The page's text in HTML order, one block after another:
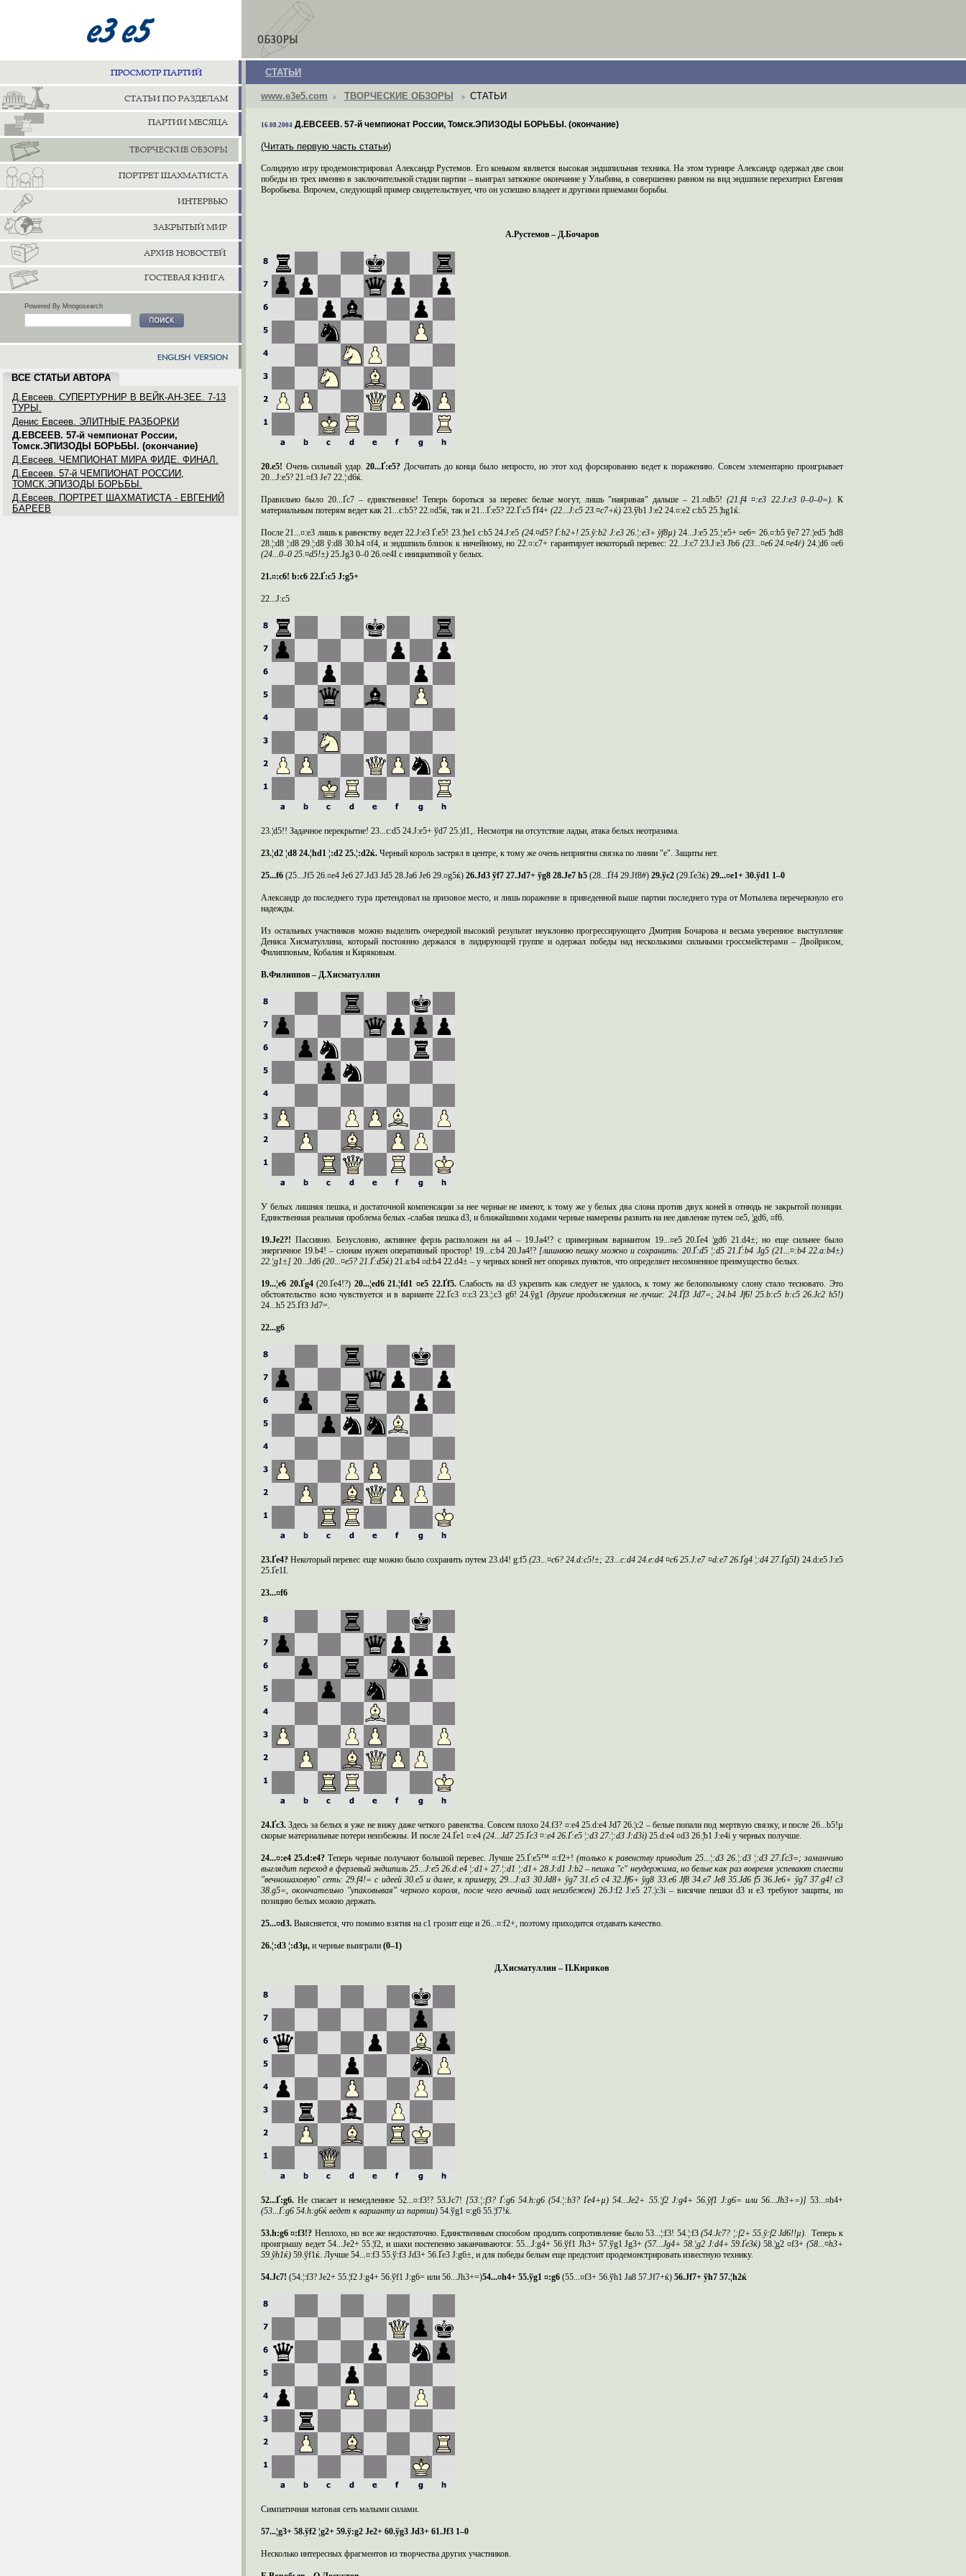
Powered By Mnogosearch
ВСЕ СТАТЬИ АВТОРА
Д.Евсеев. СУПЕРТУРНИР В ВЕЙК-АН-ЗЕЕ. 7-13
ТУРЫ.
Денис Евсеев. ЭЛИТНЫЕ РАЗБОРКИ
Д.ЕВСЕЕВ. 57-й чемпионат России,
Томск.ЭПИЗОДЫ БОРЬБЫ. (окончание)
Д.Евсеев. ЧЕМПИОНАТ МИРА ФИДЕ. ФИНАЛ.
Д.Евсеев. 57-й ЧЕМПИОНАТ РОССИИ,
ТОМСК.ЭПИЗОДЫ БОРЬБЫ.
Д.Евсеев. ПОРТРЕТ ШАХМАТИСТА - ЕВГЕНИЙ
БАРЕЕВ
СТАТЬИ
www.e3e5.com ТВОРЧЕСКИЕ ОБЗОРЫ СТАТЬИ
16.08.2004 Д.ЕВСЕЕВ. 57-й чемпионат России, Томск.ЭПИЗОДЫ БОРЬБЫ. (окончание)
(Читать первую часть статьи)
Солидную игру продемонстрировал Александр Рустемов. Его коньком является высокая эндшпильная техника. На этом турнире Александр одержал две свои
победы из трех именно в заключительной стадии партии – выиграл затяжное окончание у Улыбина, в совершенно равном на вид эндшпиле перехитрил Евгения
Воробьева. Впрочем, следующий пример свидетельствует, что он успешно владеет и другими приемами борьбы.
А.Рустемов – Д.Бочаров
20.e5! Очень сильный удар.20...Ґ:e5?Досчитать до конца было непросто, но этот ход форсированно ведет к поражению. Совсем элементарно проигрывает
20...Ј:e5? 21.¤f3 Јe7 22.¦:d6ќ.
Правильно было 20...Ґc7 – единственное! Теперь бороться за перевес белые могут, лишь "наяривая" дальше – 21.¤db5!(21.f4 ¤:e3 22.Ј:e3 0–0–0=). К
материальным потерям ведет как 21...c:b5? 22.¤d5ќ, так и 21...Ґ:e5? 22.Ґ:c5 Ґf4+ (22...Ј:c5 23.¤c7+ќ) 23.ўb1 Ј:e2 24.¤:e2 c:b5 25.¦hg1ќ.
После 21...¤:e3 лишь к равенству ведет 22.Ј:e3 Ґ:e5! 23.¦he1 c:b5 24.Ј:e5 (24.¤d5? Ґ:b2+! 25.ў:b2 Ј:e3 26.¦:e3+ ўf8µ) 24...Ј:e5 25.¦:e5+ ¤e6= 26.¤:b5 ўe7 27.¦ed5 ¦hd8
28.¦:d8 ¦:d8 29.¦:d8 ў:d8 30.h4 ¤f4, и эндшпиль близок к ничейному, но 22.¤:c7+ гарантирует некоторый перевес: 22...Ј:c7 23.Ј:e3 Јb6 (23...¤e6 24.¤e4ѓ)24.¦d6 ¤e6
(24...0–0 25.¤d5!±) 25.Јg3 0–0 26.¤e4І с инициативой у белых.
21.¤:c6! b:c6 22.Ґ:c5 Ј:g5+
22...Ј:c5
23.¦d5!! Задачное перекрытие! 23...c:d5 24.Ј:e5+ ўd7 25.¦d1‚. Несмотря на отсутствие ладьи, атака белых неотразима.
23.¦d2 ¦d8 24.¦hd1 ¦:d2 25.¦:d2ќ. Черный король застрял в центре, к тому же очень неприятна связка по линии "e". Защиты нет.
25...f6 (25...Јf5 26.¤e4 Јe6 27.Јd3 Јd5 28.Јa6 Јe6 29.¤g5ќ) 26.Јd3 ўf7 27.Јd7+ ўg8 28.Јe7 h5 (28...Ґf4 29.Јf8#) 29.ўc2 (29.Ґe3ќ) 29...¤e1+ 30.ўd1 1–0
Александр до последнего тура претендовал на призовое место, и лишь поражение в приведенной выше партии последнего тура от Мотылева перечеркнуло его
надежды.
Из остальных участников можно выделить очередной высокий результат неуклонно прогрессирующего Дмитрия Бочарова и весьма уверенное выступление
Дениса Хисматуллина, который постоянно держался в лидирующей группе и одержал победы над несколькими сильными гроссмейстерами – Двойрисом,
Филипповым, Кобалия и Киряковым.
В.Филиппов – Д.Хисматуллин
У белых лишняя пешка, и достаточной компенсации за нее черные не имеют, к тому же у белых два слона против двух коней в отнюдь не закрытой позиции.
Единственная реальная проблема белых -слабая пешка d3, и ближайшими ходами черные намерены развить на нее давление путем ¤e5, ¦gd6, ¤f6.
19.Јe2?! Пассивно. Безусловно, активнее ферзь расположен на a4 – 19.Јa4!? с примерным вариантом 19...¤e5 20.Ґe4 ¦gd6 21.d4±; но еще сильнее было
энергичное 19.b4! – слонам нужен оперативный простор! 19...c:b4 20.Јa4!? [лишнюю пешку можно и сохранить: 20.Ґ:d5 ¦:d5 21.Ґ:b4 Јg5 (21...¤:b4 22.a:b4±)
22.¦g1±] 20...Јd6 (20...¤e5? 21.Ґ:d5ќ) 21.a:b4 ¤d:b4 22.d4± – у черных коней нет опорных пунктов, что определяет несомненное преимущество белых.
19...¦e6 20.Ґg4(20.Ґe4!?) 20...¦ed6 21.¦fd1 ¤e5 22.Ґf5.Слабость на d3 укрепить как следует не удалось, к тому же белопольному слону стало тесновато. Это
обстоятельство ясно чувствуется и в варианте 22.Ґc3 ¤:c3 23.¦:c3 g6! 24.ўg1 (другие продолжения не лучше: 24.Ґf3 Јd7=; 24.b4 Јf6! 25.b:c5 b:c5 26.Јc2 h5!)
24...h5 25.Ґf3 Јd7=.
22...g6
23.Ґe4?Некоторый перевес еще можно было сохранить путем 23.d4! g:f5(23...¤c6? 24.d:c5!±; 23...c:d4 24.e:d4 ¤c6 25.Ј:e7 ¤d:e7 26.Ґg4 ¦:d4 27.Ґg5І) 24.d:e5 Ј:e5
25.Ґe1І.
23...¤f6
24.Ґc3.Здесь за белых я уже не вижу даже четкого равенства. Совсем плохо 24.f3? ¤:e4 25.d:e4 Јd7 26.¦c2 – белые попали под мертвую связку, и после 26...b5!µ
скорые материальные потери неизбежны. И после 24.Ґe1 ¤:e4 (24...Јd7 25.Ґc3 ¤:e4 26.Ґ:e5 ¦:d3 27.¦:d3 Ј:d3і) 25.d:e4 ¤d3 26.¦b1 Ј:e4і у черных получше.
24...¤:e4 25.d:e4? Теперь черные получают большой перевес. Лучше 25.Ґ:e5™ ¤:f2+! (только к равенству приводит 25...¦:d3 26.¦:d3 ¦:d3 27.Ґc3=; заманчиво
выглядит переход в ферзевый эндшпиль 25...Ј:e5 26.d:e4 ¦:d1+ 27.¦:d1 ¦:d1+ 28.Ј:d1 Ј:b2 – пешка "c" неудержима, но белые как раз вовремя успевают сплести
"вечношаховую" сеть: 29.f4!= с идеей 30.e5 и далее, к примеру, 29...Ј:a3 30.Јd8+ ўg7 31.e5c4 32.Јf6+ ўg8 33.e6 Јf8 34.e7 Јe8 35.Јd6f5 36.Јe6+ ўg7 37.g4! c3
38.g5=, окончательно "упаковывая" черного короля, после чего вечный шах неизбежен)26.Ј:f2 Ј:e5 27.¦c3і – висячие пешки d3 и e3 требуют защиты, но
позицию белых можно держать.
25...¤d3. Выясняется, что помимо взятия на c1 грозит еще и 26...¤:f2+, поэтому приходится отдавать качество.
26.¦:d3 ¦:d3µ, и черные выиграли (0–1)
Д.Хисматуллин – П.Киряков
52...Ґ:g6.Не спасает и немедленное 52...¤:f3!? 53.Јc7! [53.¦:f3? Ґ:g6 54.h:g6 (54.¦:b3? Ґe4+µ) 54...Јe2+ 55.¦f2 Ј:g4+ 56.ўf1 Ј:g6= или 56...Јh3+=)] 53...¤h4+
(53...Ґ:g6 54.h:g6ќ ведет к варианту из партии) 54.ўg1 ¤:g6 55.¦f7!ќ.
53.h:g6 ¤:f3!? Неплохо, но все же недостаточно. Единственным способом продлить сопротивление было 53...¦:f3! 54.¦:f3(54.Јc7? ¦:f2+ 55.ў:f2 Јd6!!µ).Теперь к
проигрышу ведет 54...Јe2+ 55.¦f2, и шахи постепенно заканчиваются: 55...Ј:g4+ 56.ўf1 Јh3+ 57.ўg1 Јg3+(57...Јg4+ 58.¦g2 Ј:d4+ 59.Ґe3ќ)58.¦g2 ¤f3+ (58...¤h3+
59.ўh1ќ) 59.ўf1ќ. Лучше 54...¤:f3 55.ў:f3 Јd3+ 56.Ґe3 Ј:g6±, и для победы белым еще предстоит продемонстрировать известную технику.
54.Јc7! (54.¦:f3? Јe2+ 55.¦f2 Ј:g4+ 56.ўf1 Ј:g6= или 56...Јh3+=)54...¤h4+ 55.ўg1 ¤:g6 (55...¤f3+ 56.ўh1 Јa8 57.Јf7+ќ) 56.Јf7+ ўh7 57.¦h2ќ
Симпатичная матовая сеть малыми силами.
57...¦g3+ 58.ўf2 ¦g2+ 59.ў:g2 Јe2+ 60.ўg3 Јd3+ 61.Јf3 1–0
Несколько интересных фрагментов из творчества других участников.